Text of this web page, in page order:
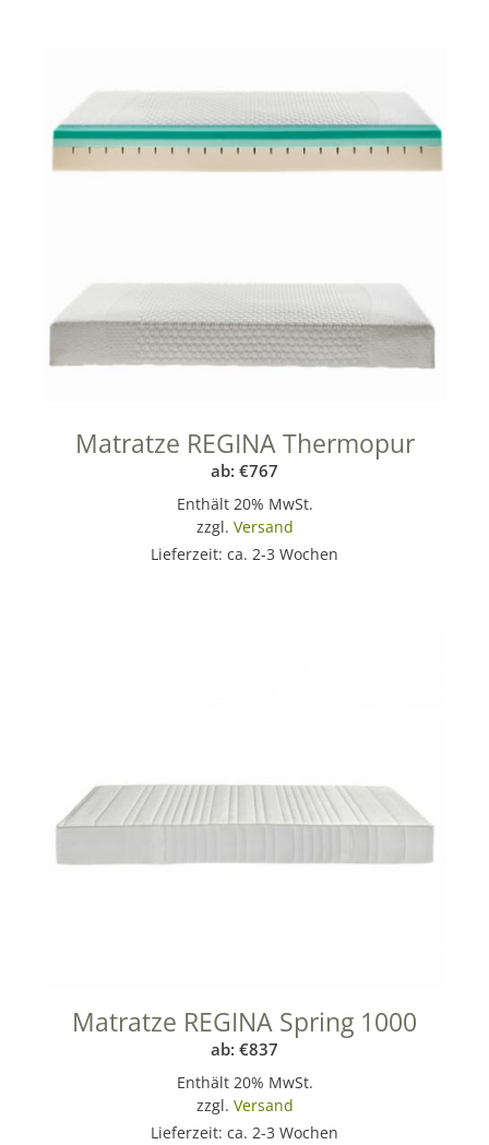
Matratze REGINA Thermopur
ab: €767
Enthält 20% MwSt.
zzgl. Versand
Lieferzeit: ca. 2-3 Wochen
Matratze REGINA Spring 1000
ab: €837
Enthält 20% MwSt.
zzgl. Versand
Lieferzeit: ca. 2-3 Wochen